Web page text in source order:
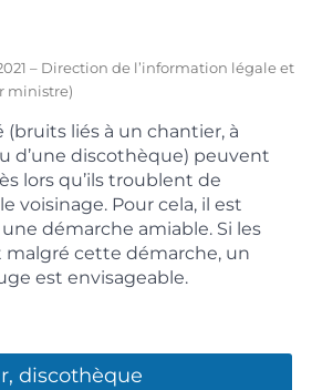
– Direction de l’information légale et
ministre)
(bruits liés à un chantier, à
d’une discothèque) peuvent
lors qu’ils troublent de
voisinage. Pour cela, il est
démarche amiable. Si les
cette démarche, un
est envisageable.
discothèque